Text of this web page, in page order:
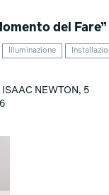
del Fare”
Illuminazione
NEWTON, 5